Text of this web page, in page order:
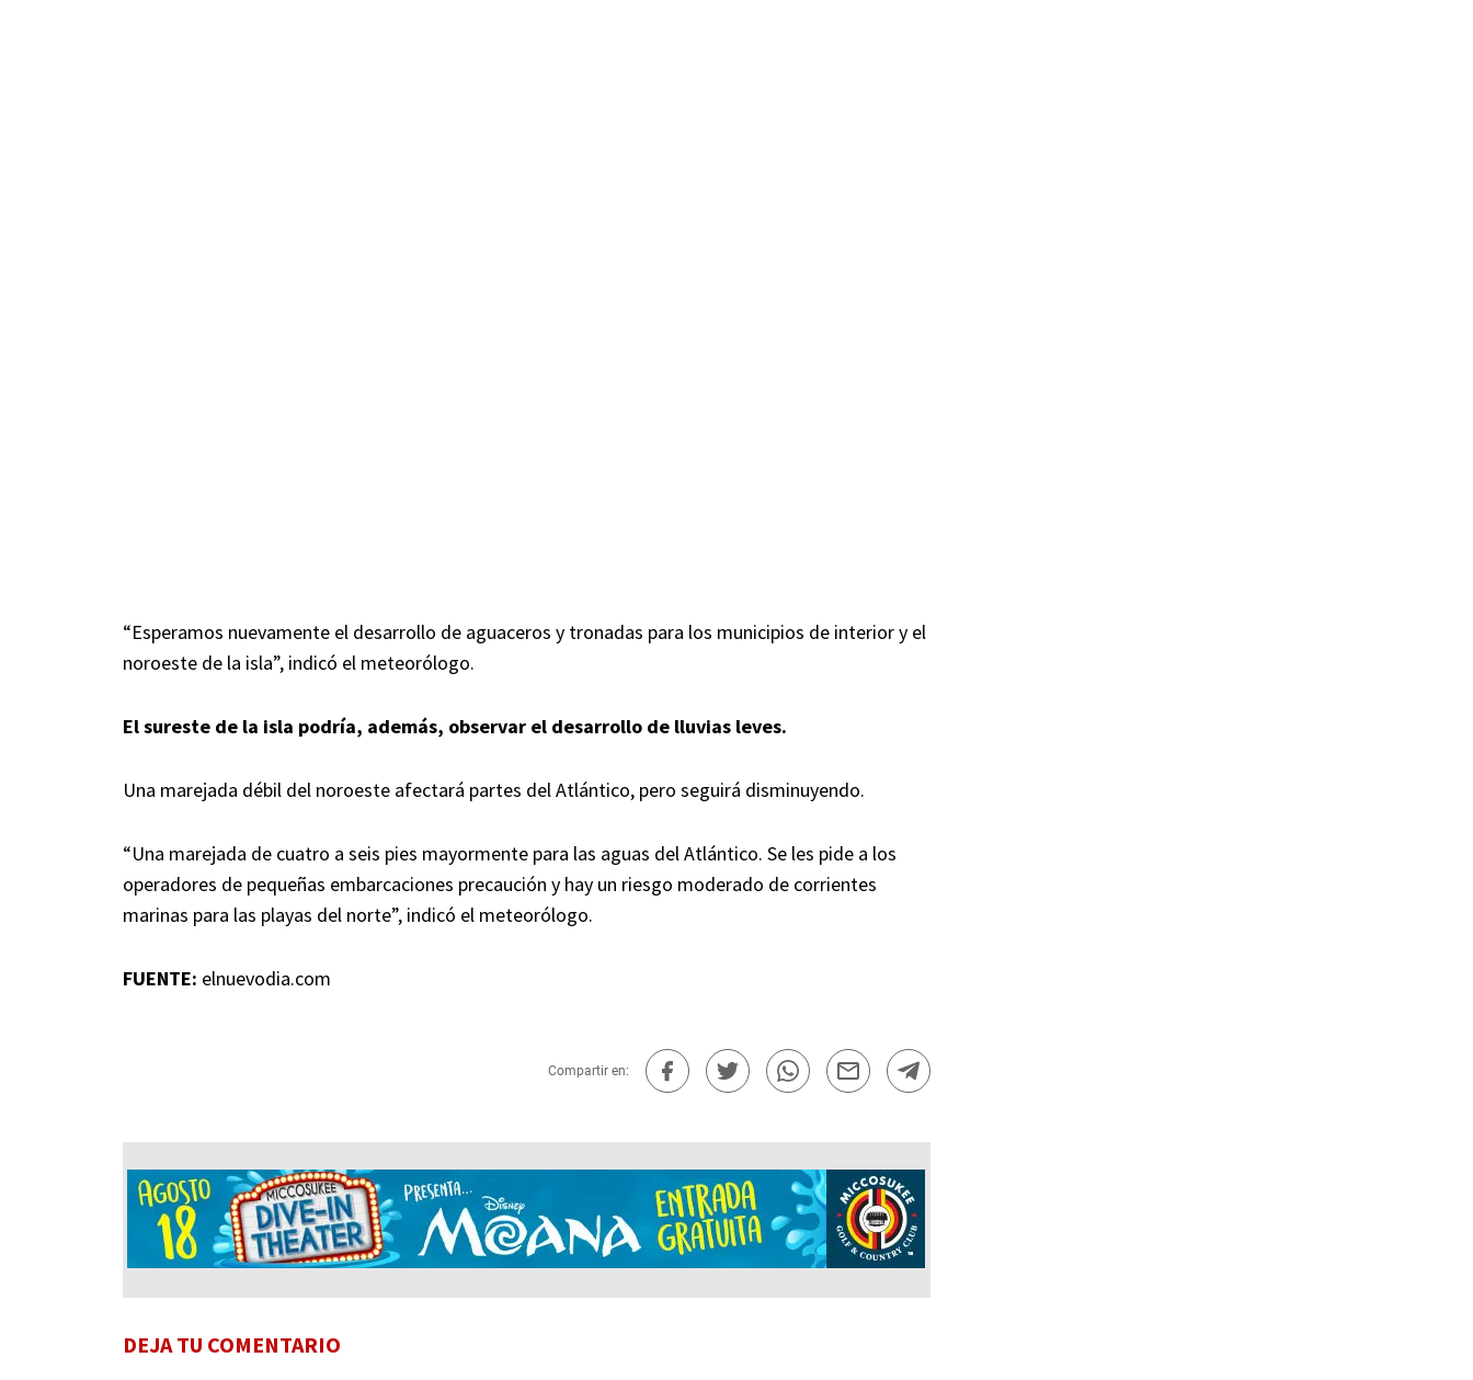
“Esperamos nuevamente el desarrollo de aguaceros y tronadas para los municipios de interior y el
noroeste de la isla”, indicó el meteorólogo.
El sureste de la isla podría, además, observar el desarrollo de lluvias leves.
Una marejada débil del noroeste afectará partes del Atlántico, pero seguirá disminuyendo.
“Una marejada de cuatro a seis pies mayormente para las aguas del Atlántico. Se les pide a los
operadores de pequeñas embarcaciones precaución y hay un riesgo moderado de corrientes
marinas para las playas del norte”, indicó el meteorólogo.
FUENTE: elnuevodia.com
Compartir en:
DEJA TU COMENTARIO